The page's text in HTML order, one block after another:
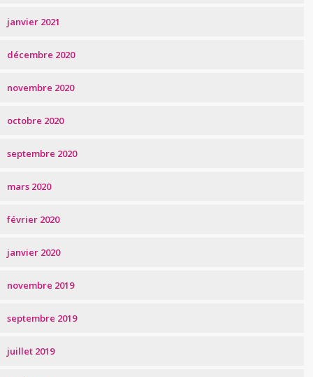
janvier 2021
décembre 2020
novembre 2020
octobre 2020
septembre 2020
mars 2020
février 2020
janvier 2020
novembre 2019
septembre 2019
juillet 2019